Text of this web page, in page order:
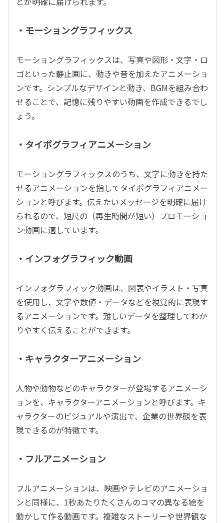
・モーショングラフィックス
モーショングラフィックスは、写真や図形・文字・ロ
ゴといった静止画に、動きや音を加えたアニメーショ
ンです。シンプルなデザインと動き、BGMを組み合わ
せることで、記憶に残りやすい動画を作成できるでし
ょう。
・タイポグラフィアニメーション
モーショングラフィックスのうち、文字に動きを持た
せるアニメーションを指してタイポグラフィアニメー
ションと呼びます。伝えたいメッセージを明確に届け
られるので、短尺の（再生時間が短い）プロモーショ
ン動画に適しています。
・インフォグラフィック動画
インフォグラフィック動画は、図表やイラスト・写真
を使用し、文字や数値・データなどを視覚的に表現す
るアニメーションです。難しいデータを整理してわか
りやすく伝えることができます。
・キャラクターアニメーション
人物や動物などのキャラクターが登場するアニメーシ
ョンを、キャラクターアニメーションと呼びます。キ
ャラクターのビジュアルや演出で、企業の世界観を表
現できるのが特徴です。
・フルアニメーション
フルアニメーションは、映画やテレビのアニメーショ
ンと同様に、1秒あたりたくさんのコマの異なる絵を
動かして作る動画です。複雑なストーリーや世界観な